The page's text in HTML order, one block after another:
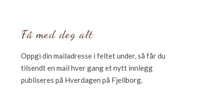
Få med deg alt
Oppgi din mailadresse i feltet under, så får du
tilsendt en mail hver gang et nytt innlegg
publiseres på Hverdagen på Fjellborg.